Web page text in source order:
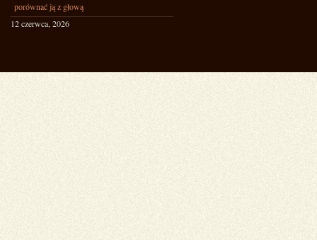
porównać ją z głową
12 czerwca, 2026